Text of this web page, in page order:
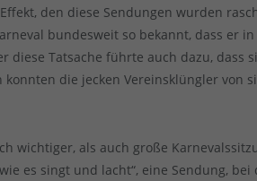
den diese Sendungen wurden
bundesweit so bekannt, dass er
diese Tatsache führte auch dazu, dass
konnten die jecken Vereinsklüngler von
wichtiger, als auch große
es singt und lacht“, eine Sendung,